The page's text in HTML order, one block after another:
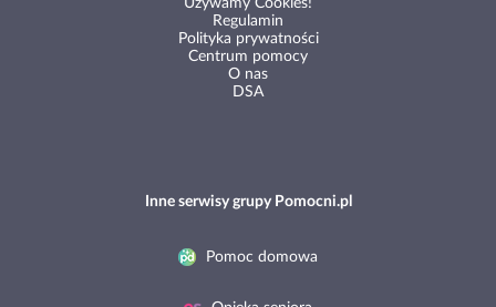
Używamy Cookies!
Regulamin
Polityka prywatności
Centrum pomocy
O nas
DSA
Inne serwisy grupy Pomocni.pl
Pomoc domowa